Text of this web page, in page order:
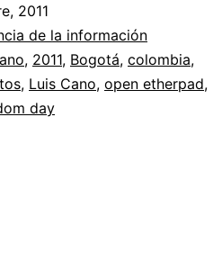
2011
de la información
, 2011, Bogotá, colombia,
, Luis Cano, open etherpad,
day